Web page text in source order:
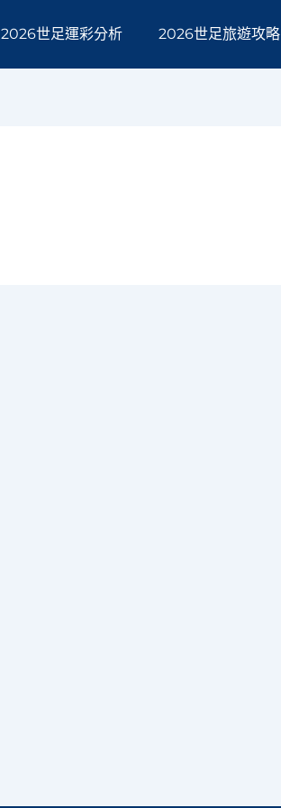
2026世足運彩分析 2026世足旅遊攻略